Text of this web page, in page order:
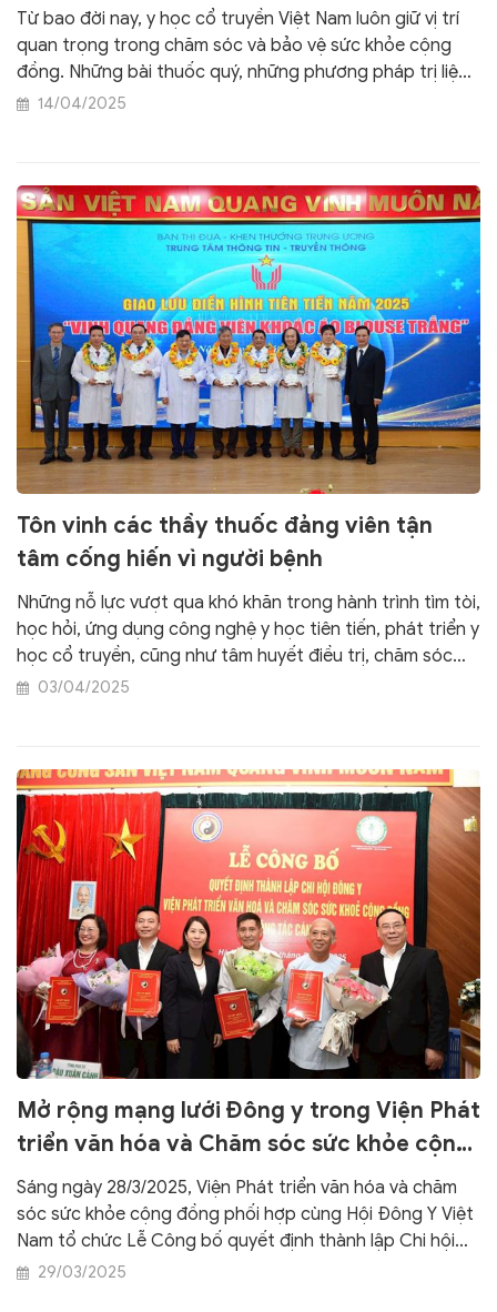
Từ bao đời nay, y học cổ truyền Việt Nam luôn giữ vị trí
quan trọng trong chăm sóc và bảo vệ sức khỏe cộng
đồng. Những bài thuốc quý, những phương pháp trị liệu
dân gian không chỉ là di sản văn hóa mà còn là tinh hoa
14/04/2025
Tôn vinh các thầy thuốc đảng viên tận
tâm cống hiến vì người bệnh
Những nỗ lực vượt qua khó khăn trong hành trình tìm tòi,
học hỏi, ứng dụng công nghệ y học tiên tiến, phát triển y
học cổ truyền, cũng như tâm huyết điều trị, chăm sóc
người bệnh làm sao tốt hơn... đã được các chuyên gia,
03/04/2025
Mở rộng mạng lưới Đông y trong Viện Phát
triển văn hóa và Chăm sóc sức khỏe cộng
đồng
Sáng ngày 28/3/2025, Viện Phát triển văn hóa và chăm
sóc sức khỏe cộng đồng phối hợp cùng Hội Đông Y Việt
Nam tổ chức Lễ Công bố quyết định thành lập Chi hội
Đông y Viện Phát triển văn hóa và chăm sóc sức khỏe
29/03/2025